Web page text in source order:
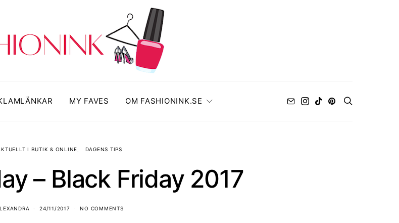
MY FAVES OM FASHIONINK.SE
I BUTIK & ONLINE DAGENS TIPS
– Black Friday 2017
24/11/2017 NO COMMENTS